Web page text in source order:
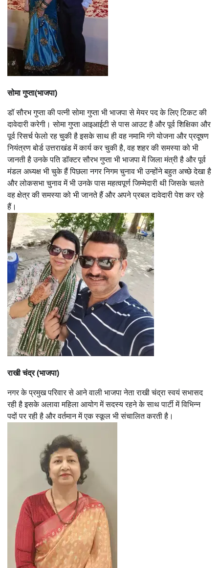
सोमा गुप्ता(भाजपा)
डॉ सौरभ गुप्ता की पत्नी सोमा गुप्ता भी भाजपा से मेयर पद के लिए टिकट की
दावेदारी करेगी। सोमा गुप्ता आइआईटी से पास आउट है और पूर्व शिक्षिका और
पूर्व रिसर्च फेलो रह चुकी है इसके साथ ही वह नमामि गंगे योजना और प्रदूषण
नियंत्रण बोर्ड उत्तराखंड में कार्य कर चुकी है, वह शहर की समस्या को भी
जानती है उनके पति डॉक्टर सौरभ गुप्ता भी भाजपा में जिला मंत्री है और पूर्व
मंडल अध्यक्ष भी चुके हैं पिछला नगर निगम चुनाव भी उन्होंने बहुत अच्छे देखा है
और लोकसभा चुनाव में भी उनके पास महत्वपूर्ण जिम्मेदारी थी जिसके चलते
वह क्षेत्र की समस्या को भी जानते हैं और अपने प्रबल दावेदारी पेश कर रहे
हैं।
राखी चंद्र (भाजपा)
नगर के प्रमुख परिवार से आने वाली भाजपा नेता राखी चंद्रा स्वयं सभासद
रही है इसके अलावा महिला आयोग में सदस्य रहने के साथ पार्टी में विभिन्न
पदों पर रही है और वर्तमान में एक स्कूल भी संचालित करती है।